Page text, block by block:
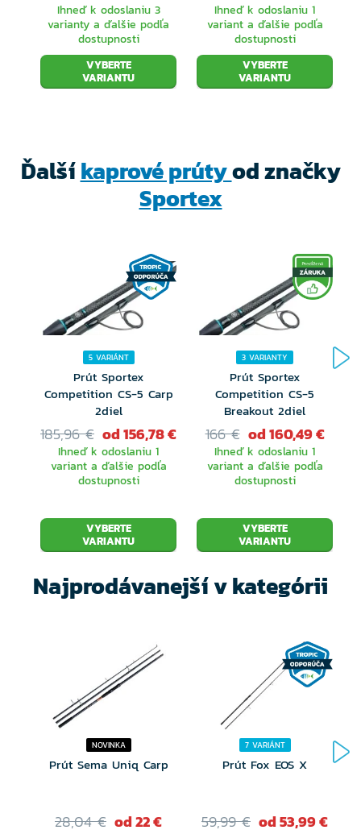
modulovaným uhlíkovým vláknam alebo
optimálnej kombinácii kevlarových/vysoko
modulovaných uhlíkových vlákien s technológiou
Vysoko kvalitné Fuji diely, ako sú najlepšie očká a
vzhľad a úžitkovú hodnotu po mnoho rokov. Boli
vyvinuté profesionálmi pre profesionálnych
kaprárov - ľudí, ktorí chcú mať vo výbave to
najlepšie.
Ihneď k odoslaniu 3
varianty a ďalšie podľa
dostupnosti
VYBERTE
VARIANTU
Ihneď k odoslaniu 1
variant a ďalšie podľa
dostupnosti
VYBERTE
VARIANTU
Ďalšíkaprové prútyod značky
Sportex
5 VARIÁNT
Prút Sportex
Competition CS-5 Carp
2diel
185,96 € od 156,78 €
Ihneď k odoslaniu 1
variant a ďalšie podľa
dostupnosti
VYBERTE
VARIANTU
3 VARIANTY
Prút Sportex
Competition CS-5
Breakout 2diel
166 € od 160,49 €
Ihneď k odoslaniu 1
variant a ďalšie podľa
dostupnosti
VYBERTE
VARIANTU
Najprodávanejší v kategórii
NOVINKA
Prút Sema Uniq Carp
28,04 € od 22 €
7 VARIÁNT
Prút Fox EOS X
59,99 € od 53,99 €